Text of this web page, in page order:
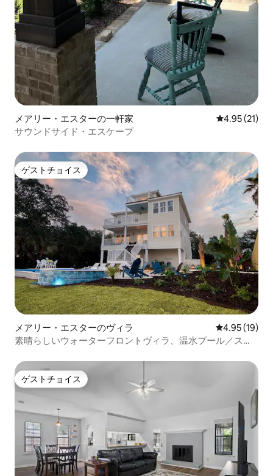
メアリー・エスターの一軒家 レビュー21
4.95 (21)
サウンドサイド・エスケープ
ゲストチョイス
ゲストチョイス
メアリー・エスターのヴィラ レビュー19
4.95 (19)
素晴らしいウォーターフロントヴィラ、温水プール／スパ
ゲストチョイス
ゲストチョイス